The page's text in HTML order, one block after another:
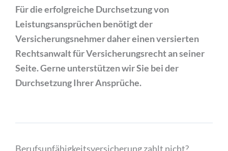
Für die erfolgreiche Durchsetzung von
Leistungsansprüchen benötigt der
Versicherungsnehmer daher einen versierten
Rechtsanwalt für Versicherungsrecht an seiner
Seite. Gerne unterstützen wir Sie bei der
Durchsetzung Ihrer Ansprüche.
Berufsunfähigkeitsversicherung zahlt nicht?